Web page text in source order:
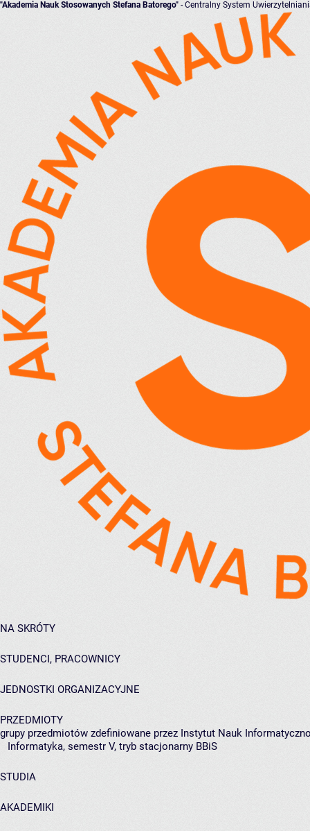
"Akademia Nauk Stosowanych Stefana Batorego" - Centralny System
NA SKRÓTY
STUDENCI, PRACOWNICY
JEDNOSTKI ORGANIZACYJNE
PRZEDMIOTY
grupy przedmiotów zdefiniowane przez Instytut Nauk
Informatyka, semestr V, tryb stacjonarny BBiS
STUDIA
AKADEMIKI